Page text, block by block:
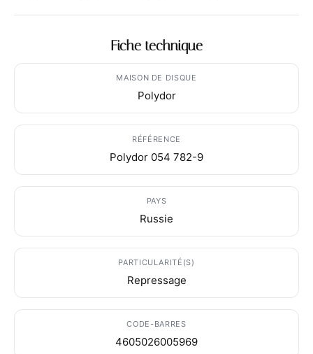
Fiche technique
MAISON DE DISQUE
Polydor
RÉFÉRENCE
Polydor 054 782-9
PAYS
Russie
PARTICULARITÉ(S)
Repressage
CODE-BARRES
4605026005969